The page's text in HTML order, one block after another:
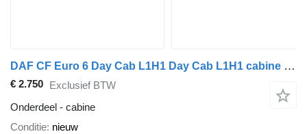
DAF CF Euro 6 Day Cab L1H1 Day Cab L1H1 cabine voor DAF CF Euro 6 vrachtwagen
€ 2.750 Exclusief BTW
Onderdeel - cabine
Conditie nieuw